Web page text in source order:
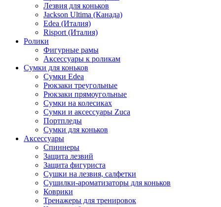
Лезвия для коньков
Jackson Ultima (Канада)
Edea (Италия)
Risport (Италия)
Ролики
Фигурные рамы
Аксессуары к роликам
Сумки для коньков
Сумки Edea
Рюкзаки треугольные
Рюкзаки прямоугольные
Сумки на колесиках
Сумки и аксессуары Zuca
Портпледы
Сумки для коньков
Аксессуары
Спиннеры
Защита лезвий
Защита фигуриста
Сушки на лезвия, салфетки
Сушилки-ароматизаторы для коньков
Коврики
Тренажеры для тренировок